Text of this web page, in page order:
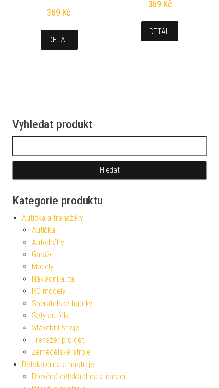
369 Kč
DETAIL
369 Kč
DETAIL
Vyhledat produkt
Kategorie produktu
Autíčka a trenažéry
Autíčka
Autodráhy
Garáže
Modely
Nákladní auta
RC modely
Sběratelské figurky
Sety autíčka
Stavební stroje
Trenažér pro děti
Zemědělské stroje
Dětská dílna a nástroje
Dřevěná dětská dílna a nářadí